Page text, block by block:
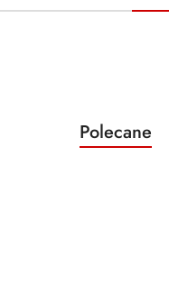
Pomiń karuzelę
Produkty
o
Polecane